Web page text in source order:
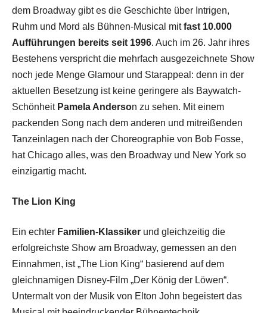
dem Broadway gibt es die Geschichte über Intrigen,
Ruhm und Mord als Bühnen-Musical mitfast 10.000
Aufführungen bereits seit 1996. Auch im 26. Jahr ihres
Bestehens verspricht die mehrfach ausgezeichnete Show
noch jede Menge Glamour und Starappeal: denn in der
aktuellen Besetzung ist keine geringere als Baywatch-
Schönheit Pamela Anderson zu sehen. Mit einem
packenden Song nach dem anderen und mitreißenden
Tanzeinlagen nach der Choreographie von Bob Fosse,
hat Chicago alles, was den Broadway und New York so
einzigartig macht.
The Lion King
Ein echter Familien-Klassiker und gleichzeitig die
erfolgreichste Show am Broadway, gemessen an den
Einnahmen, ist „The Lion King“ basierend auf dem
gleichnamigen Disney-Film „Der König der Löwen“.
Untermalt von der Musik von Elton John begeistert das